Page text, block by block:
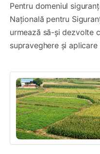
Pentru domeniul
Națională pentru
urmează să-și dezvolte
supraveghere și